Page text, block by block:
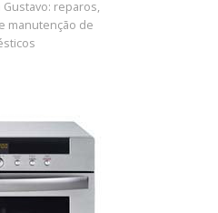
Gustavo: reparos,
manutenção de